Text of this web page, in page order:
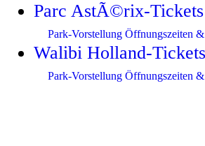
Parc AstÃ©rix-
Park-Vorstellung Öffnungszeiten &
Walibi Holland-
Park-Vorstellung Öffnungszeiten &